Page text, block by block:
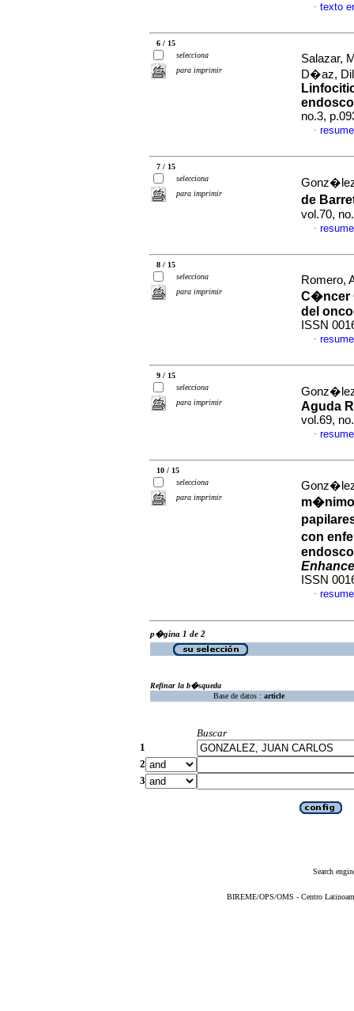
· texto
6 / 15
selecciona
para imprimir
Salazar,
D�az,
no.3,
·
7 / 15
selecciona
para imprimir
de
vol.70,
·
8 / 15
selecciona
para imprimir
Romero,
C�ncer
del
ISSN
·
9 / 15
selecciona
para imprimir
Aguda
vol.69,
·
10 / 15
selecciona
para imprimir
con
ISSN
·
p�gina 1 de 2
Refinar la b�squeda
Base de datos : article
Buscar
1
2
3
Search
BIREME/OPS/OMS - Centro